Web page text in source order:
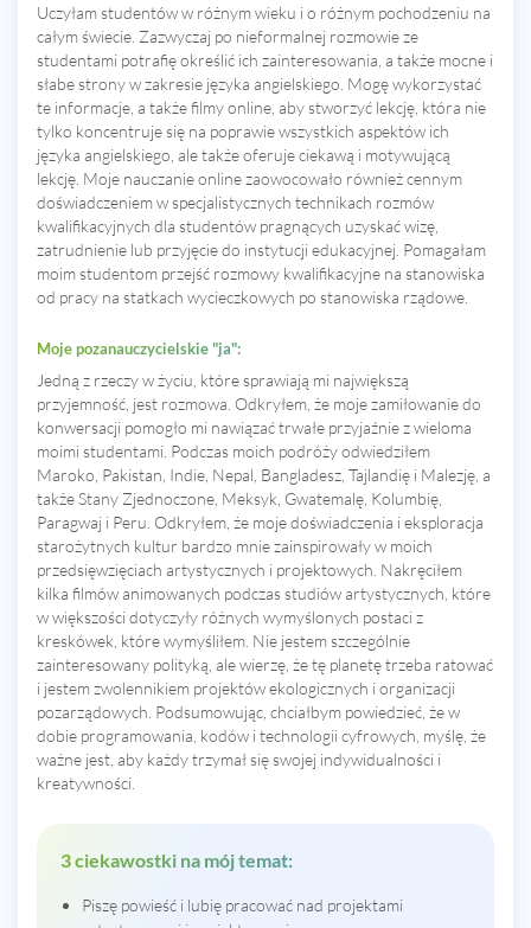
Uczyłam studentów w różnym wieku i o różnym pochodzeniu na
całym świecie. Zazwyczaj po nieformalnej rozmowie ze
studentami potrafię określić ich zainteresowania, a także mocne i
słabe strony w zakresie języka angielskiego. Mogę wykorzystać
te informacje, a także filmy online, aby stworzyć lekcję, która nie
tylko koncentruje się na poprawie wszystkich aspektów ich
języka angielskiego, ale także oferuje ciekawą i motywującą
lekcję. Moje nauczanie online zaowocowało również cennym
doświadczeniem w specjalistycznych technikach rozmów
kwalifikacyjnych dla studentów pragnących uzyskać wizę,
zatrudnienie lub przyjęcie do instytucji edukacyjnej. Pomagałam
moim studentom przejść rozmowy kwalifikacyjne na stanowiska
od pracy na statkach wycieczkowych po stanowiska rządowe.
Moje pozanauczycielskie "ja":
Jedną z rzeczy w życiu, które sprawiają mi największą
przyjemność, jest rozmowa. Odkryłem, że moje zamiłowanie do
konwersacji pomogło mi nawiązać trwałe przyjaźnie z wieloma
moimi studentami. Podczas moich podróży odwiedziłem
Maroko, Pakistan, Indie, Nepal, Bangladesz, Tajlandię i Malezję, a
także Stany Zjednoczone, Meksyk, Gwatemalę, Kolumbię,
Paragwaj i Peru. Odkryłem, że moje doświadczenia i eksploracja
starożytnych kultur bardzo mnie zainspirowały w moich
przedsięwzięciach artystycznych i projektowych. Nakręciłem
kilka filmów animowanych podczas studiów artystycznych, które
w większości dotyczyły różnych wymyślonych postaci z
kreskówek, które wymyśliłem. Nie jestem szczególnie
zainteresowany polityką, ale wierzę, że tę planetę trzeba ratować
i jestem zwolennikiem projektów ekologicznych i organizacji
pozarządowych. Podsumowując, chciałbym powiedzieć, że w
dobie programowania, kodów i technologii cyfrowych, myślę, że
ważne jest, aby każdy trzymał się swojej indywidualności i
kreatywności.
3 ciekawostki na mój temat:
Piszę powieść i lubię pracować nad projektami